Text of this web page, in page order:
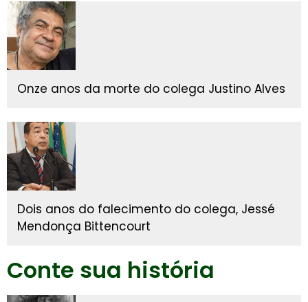
Onze anos da morte do colega Justino Alves
Dois anos do falecimento do colega, Jessé
Mendonça Bittencourt
Conte sua história